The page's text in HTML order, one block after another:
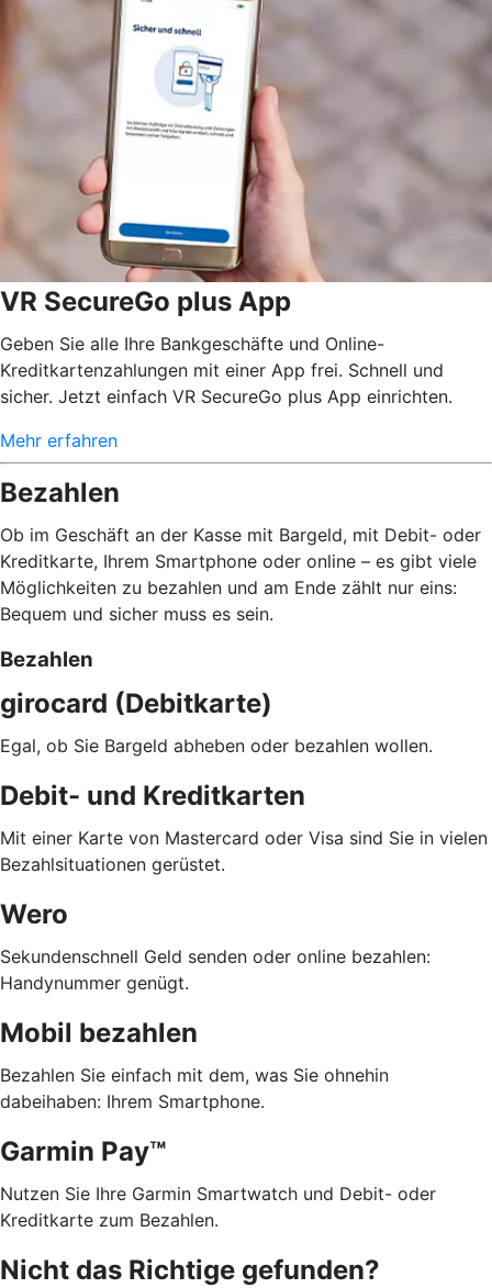
VR SecureGo plus App
Geben Sie alle Ihre Bankgeschäfte und Online-
Kreditkartenzahlungen mit einer App frei. Schnell und
sicher. Jetzt einfach VR SecureGo plus App einrichten.
Mehr erfahren
Bezahlen
Ob im Geschäft an der Kasse mit Bargeld, mit Debit- oder
Kreditkarte, Ihrem Smartphone oder online – es gibt viele
Möglichkeiten zu bezahlen und am Ende zählt nur eins:
Bequem und sicher muss es sein.
Bezahlen
girocard (Debitkarte)
Egal, ob Sie Bargeld abheben oder bezahlen wollen.
Debit- und Kreditkarten
Mit einer Karte von Mastercard oder Visa sind Sie in vielen
Bezahlsituationen gerüstet.
Wero
Sekundenschnell Geld senden oder online bezahlen:
Handynummer genügt.
Mobil bezahlen
Bezahlen Sie einfach mit dem, was Sie ohnehin
dabeihaben: Ihrem Smartphone.
Garmin Pay™
Nutzen Sie Ihre Garmin Smartwatch und Debit- oder
Kreditkarte zum Bezahlen.
Nicht das Richtige gefunden?